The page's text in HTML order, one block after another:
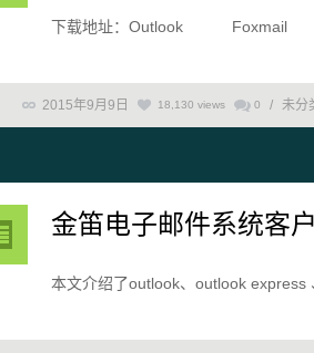
下载地址：Outlook Foxmail
2015年9月9日 18,130 views 0 / 未分
金笛电子邮件系统客
本文介绍了outlook、outlook express